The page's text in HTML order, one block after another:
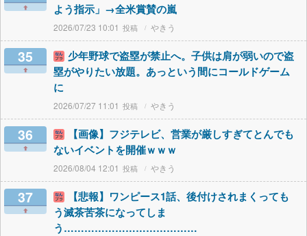
よう指示」→全米賞賛の嵐
2026/07/23 10:01 やきう
35
少年野球で盗塁が禁止へ。子供は肩が弱いので盗
塁がやりたい放題。あっという間にコールドゲーム
に
2026/07/27 11:01 やきう
36
【画像】フジテレビ、営業が厳しすぎてとんでも
ないイベントを開催ｗｗｗ
2026/08/04 12:01 やきう
37
【悲報】ワンピース1話、後付けされまくっても
う滅茶苦茶になってしま
う…………………………………